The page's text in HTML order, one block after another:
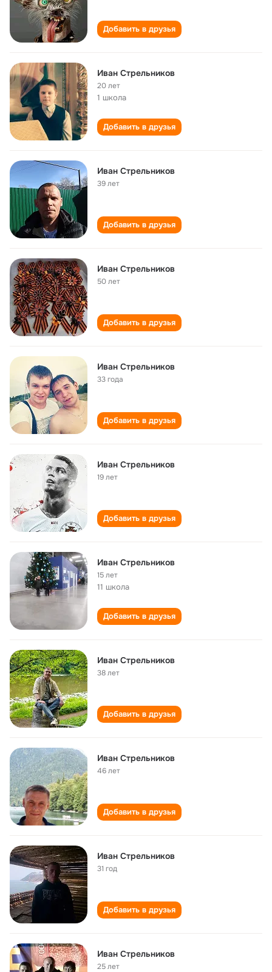
Добавить в друзья
Иван Стрельников
20 лет
1 школа
Добавить в друзья
Иван Стрельников
39 лет
Добавить в друзья
Иван Стрельников
50 лет
Добавить в друзья
Иван Стрельников
33 года
Добавить в друзья
Иван Стрельников
19 лет
Добавить в друзья
Иван Стрельников
15 лет
11 школа
Добавить в друзья
Иван Стрельников
38 лет
Добавить в друзья
Иван Стрельников
46 лет
Добавить в друзья
Иван Стрельников
31 год
Добавить в друзья
Иван Стрельников
25 лет